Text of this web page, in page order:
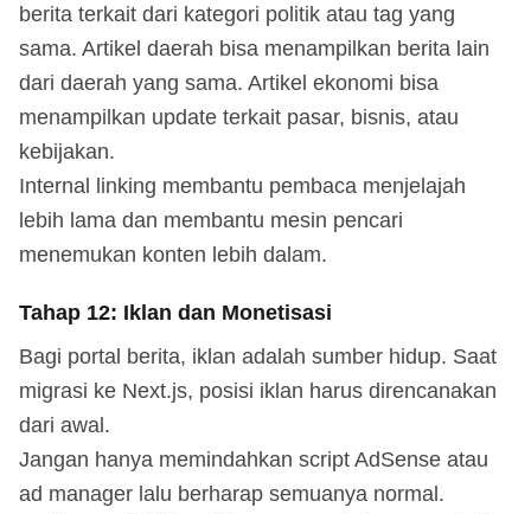
berita terkait dari kategori politik atau tag yang
sama. Artikel daerah bisa menampilkan berita lain
dari daerah yang sama. Artikel ekonomi bisa
menampilkan update terkait pasar, bisnis, atau
kebijakan.
Internal linking membantu pembaca menjelajah
lebih lama dan membantu mesin pencari
menemukan konten lebih dalam.
Tahap 12: Iklan dan Monetisasi
Bagi portal berita, iklan adalah sumber hidup. Saat
migrasi ke Next.js, posisi iklan harus direncanakan
dari awal.
Jangan hanya memindahkan script AdSense atau
ad manager lalu berharap semuanya normal.